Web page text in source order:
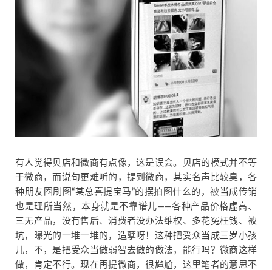
有人觉得贝店和微商有点像，这是误会。贝店的模式并不等
于微商，而说句更难听的，提到微商，其实名声比较臭，各
种朋友圈刷图“某总喜提宝马”的摆拍图什么的，被当成传销
也是理所当然，本身就是不靠谱儿——各种产品价格虚高、
三无产品，没有售后、消费者没办法维权、多花冤枉钱、被
坑，曝光的一堆一堆的，造孽呀！这种把受众当成三岁小孩
儿，不，是把受众当做弱智去做的做法，能行吗？微商这样
做，肯定不行。现在再提微商，很尴尬，这里笔者的意思不